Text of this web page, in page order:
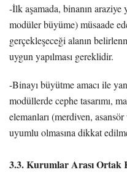
-İlk aşamada, binanın
modüler büyüme) müsaade
gerçekleşeceği alanın
uygun yapılması gereklidir.
-Binayı büyütme amacı ile
modüllerde cephe tasarımı,
elemanları (merdiven,
uyumlu olmasına dikkat
3.3. Kurumlar Arası Ortak